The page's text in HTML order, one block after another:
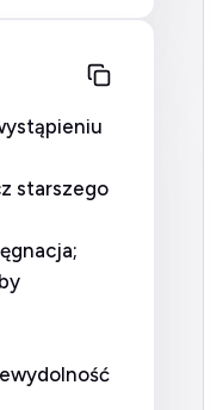
starszego